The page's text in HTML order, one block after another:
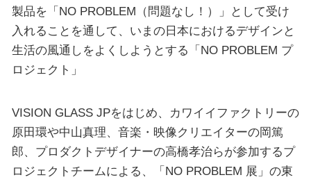
製品を「NO PROBLEM（問題なし！）」として受け
入れることを通して、いまの日本におけるデザインと
生活の風通しをよくしようとする「NO PROBLEM プ
ロジェクト」
VISION GLASS JPをはじめ、カワイイファクトリーの
原田環や中山真理、音楽・映像クリエイターの岡篤
郎、プロダクトデザイナーの高橋孝治らが参加するプ
ロジェクトチームによる、「NO PROBLEM 展」の東